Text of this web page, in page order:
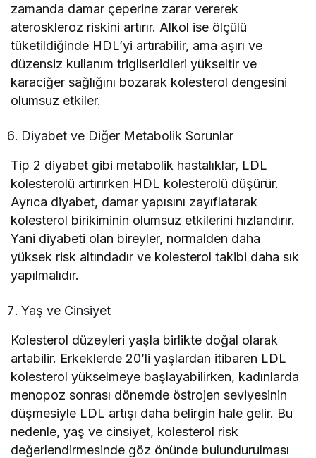
zamanda damar çeperine zarar vererek
ateroskleroz riskini artırır. Alkol ise ölçülü
tüketildiğinde HDL’yi artırabilir, ama aşırı ve
düzensiz kullanım trigliseridleri yükseltir ve
karaciğer sağlığını bozarak kolesterol dengesini
olumsuz etkiler.
Diyabet ve Diğer Metabolik Sorunlar
Tip 2 diyabet gibi metabolik hastalıklar, LDL
kolesterolü artırırken HDL kolesterolü düşürür.
Ayrıca diyabet, damar yapısını zayıflatarak
kolesterol birikiminin olumsuz etkilerini hızlandırır.
Yani diyabeti olan bireyler, normalden daha
yüksek risk altındadır ve kolesterol takibi daha sık
yapılmalıdır.
Yaş ve Cinsiyet
Kolesterol düzeyleri yaşla birlikte doğal olarak
artabilir. Erkeklerde 20’li yaşlardan itibaren LDL
kolesterol yükselmeye başlayabilirken, kadınlarda
menopoz sonrası dönemde östrojen seviyesinin
düşmesiyle LDL artışı daha belirgin hale gelir. Bu
nedenle, yaş ve cinsiyet, kolesterol risk
değerlendirmesinde göz önünde bulundurulması